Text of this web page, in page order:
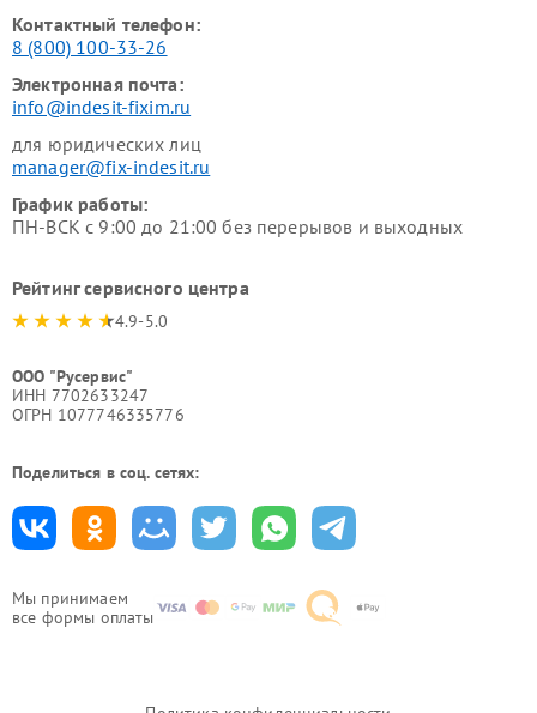
Мы принимаем
все формы оплаты
Контактный телефон:
8 (800) 100-33-26
Электронная почта:
info@indesit-fixim.ru
для юридических лиц
manager@fix-indesit.ru
График работы:
ПН-ВСК с 9:00 до 21:00 без перерывов и выходных
Рейтинг сервисного центра
4.9-5.0
ООО "Русервис"
ИНН 7702633247
ОГРН 1077746335776
Поделиться в соц. сетях: